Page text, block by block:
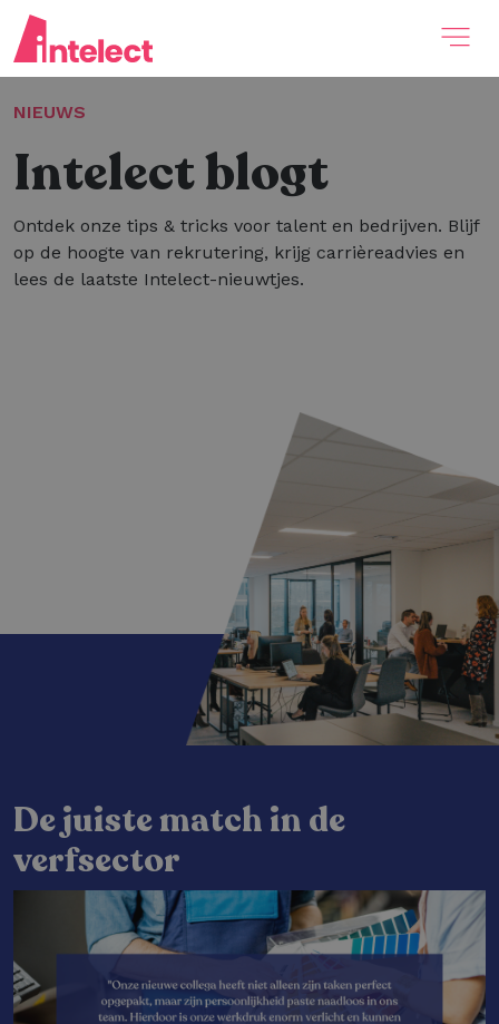
NIEUWS
Intelect blogt
Ontdek onze tips & tricks voor talent en bedrijven. Blijf
op de hoogte van rekrutering, krijg carrièreadvies en
lees de laatste Intelect-nieuwtjes.
De juiste match in de
verfsector